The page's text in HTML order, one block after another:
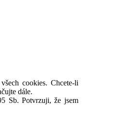
cookies. Chcete-li
dále.
Sb. Potvrzuji, že jsem